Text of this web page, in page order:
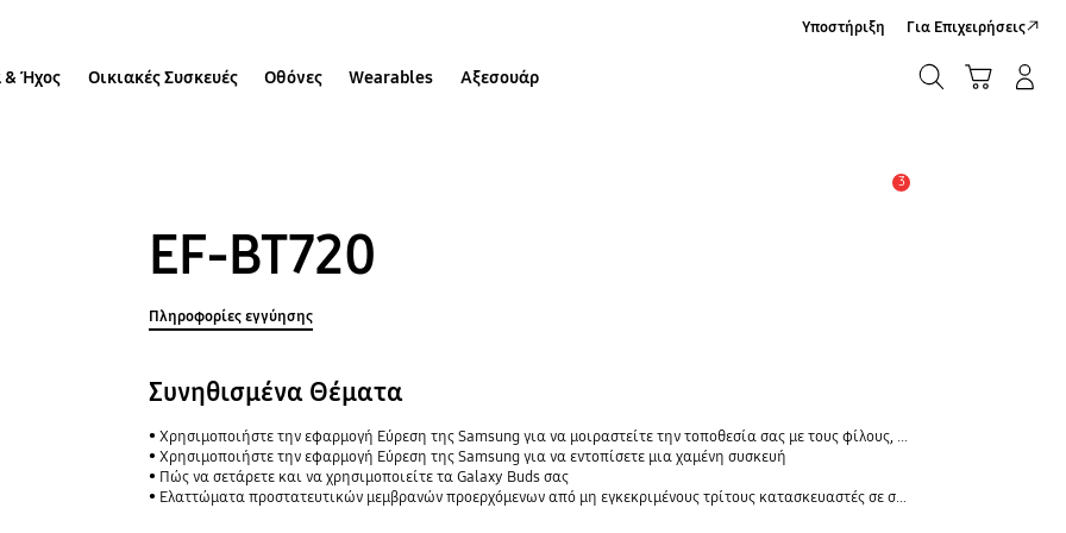
& Ήχος Οικιακές Συσκευές Οθόνες Wearables Αξεσουάρ
Υποστήριξη Για Επιχειρήσεις
3
EF-BT720
Πληροφορίες εγγύησης
Συνηθισμένα Θέματα
Χρησιμοποιήστε την εφαρμογή Εύρεση της Samsung για να μοιραστείτε την τοποθεσία σας με τους φίλους, το παιδί, την οικογένειά σας και άλλες επαφές
Χρησιμοποιήστε την εφαρμογή Εύρεση της Samsung για να εντοπίσετε μια χαμένη συσκευή
Πώς να σετάρετε και να χρησιμοποιείτε τα Galaxy Buds σας
Ελαττώματα προστατευτικών μεμβρανών προερχόμενων από μη εγκεκριμένους τρίτους κατασκευαστές σε συσκευές Galaxy